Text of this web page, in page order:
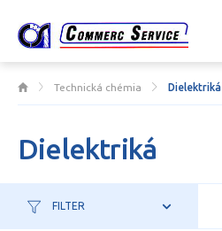
Technická chémia Dielektriká
Dielektriká
FILTER